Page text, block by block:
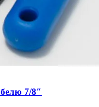
7/8″